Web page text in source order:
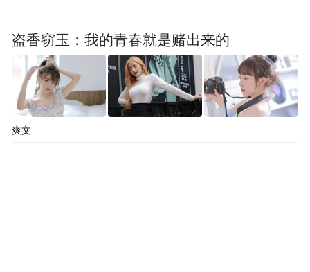
盗香窃玉：我的青春就是赌出来的
爽文